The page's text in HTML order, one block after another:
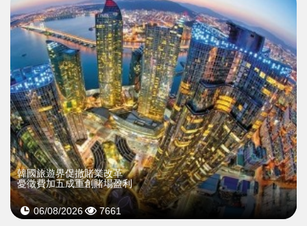
韓國旅遊界促撤賭業改革
憂徵費加五成重創賭場盈利
06/08/2026 7661